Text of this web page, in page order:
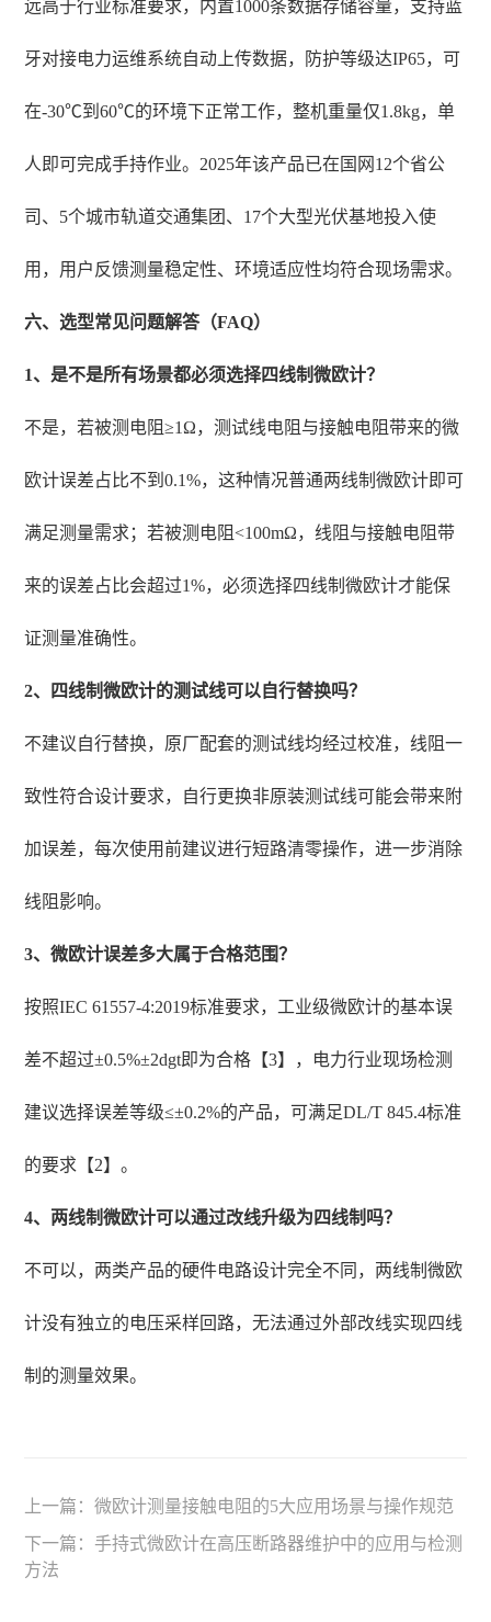
远高于行业标准要求，内置1000条数据存储容量，支持蓝
牙对接电力运维系统自动上传数据，防护等级达IP65，可
在-30℃到60℃的环境下正常工作，整机重量仅1.8kg，单
人即可完成手持作业。2025年该产品已在国网12个省公
司、5个城市轨道交通集团、17个大型光伏基地投入使
用，用户反馈测量稳定性、环境适应性均符合现场需求。
六、选型常见问题解答（FAQ）
1、是不是所有场景都必须选择四线制微欧计？
不是，若被测电阻≥1Ω，测试线电阻与接触电阻带来的微
欧计误差占比不到0.1%，这种情况普通两线制微欧计即可
满足测量需求；若被测电阻<100mΩ，线阻与接触电阻带
来的误差占比会超过1%，必须选择四线制微欧计才能保
证测量准确性。
2、四线制微欧计的测试线可以自行替换吗？
不建议自行替换，原厂配套的测试线均经过校准，线阻一
致性符合设计要求，自行更换非原装测试线可能会带来附
加误差，每次使用前建议进行短路清零操作，进一步消除
线阻影响。
3、微欧计误差多大属于合格范围？
按照IEC 61557-4:2019标准要求，工业级微欧计的基本误
差不超过±0.5%±2dgt即为合格【3】，电力行业现场检测
建议选择误差等级≤±0.2%的产品，可满足DL/T 845.4标准
的要求【2】。
4、两线制微欧计可以通过改线升级为四线制吗？
不可以，两类产品的硬件电路设计完全不同，两线制微欧
计没有独立的电压采样回路，无法通过外部改线实现四线
制的测量效果。
上一篇：微欧计测量接触电阻的5大应用场景与操作规范
下一篇： 手持式微欧计在高压断路器维护中的应用与检测
方法